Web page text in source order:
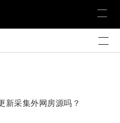
新采集外网房源吗？